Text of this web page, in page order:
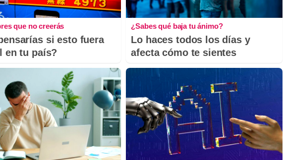
que no creerás
si esto fuera
en tu país?
¿Sabes qué baja tu ánimo?
Lo haces todos los días y
afecta cómo te sientes